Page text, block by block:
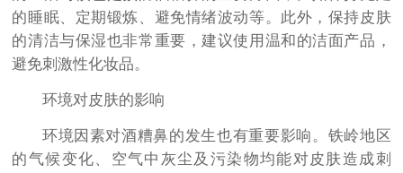
的睡眠、定期锻炼、避免情绪波动等。此外，保持皮肤
的清洁与保湿也非常重要，建议使用温和的洁面产品，
避免刺激性化妆品。
环境对皮肤的影响
环境因素对酒糟鼻的发生也有重要影响。铁岭地区
的气候变化、空气中灰尘及污染物均能对皮肤造成刺